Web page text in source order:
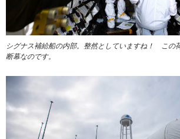
シグナス補給船の内部。整然としていますね！ この
断幕なのです。